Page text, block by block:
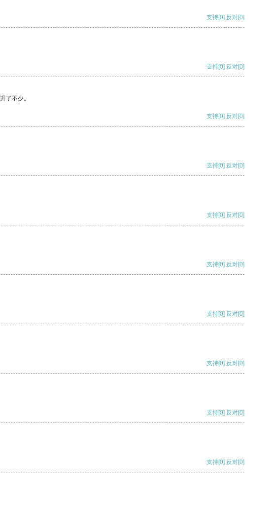
支持[0] 反对[0]
支持[0] 反对[0]
了不少。
支持[0] 反对[0]
支持[0] 反对[0]
支持[0] 反对[0]
支持[0] 反对[0]
支持[0] 反对[0]
支持[0] 反对[0]
支持[0] 反对[0]
支持[0] 反对[0]